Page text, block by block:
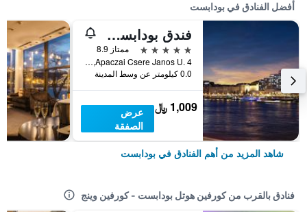
أفضل الفنادق في بودابست
فندق بودابست ماريوت
5 نجوم
ممتاز 8.9
Apaczai Csere Janos U. 4, بودابست, هنغاريا
0.0 كيلومتر عن وسط المدينة
1,009 ﷼
عرض
الصفقة
شاهد المزيد من أهم الفنادق في بودابست
فنادق بالقرب من كورفين هوتل بودابست - كورفين وينج